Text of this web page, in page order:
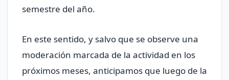
semestre del año.
En este sentido, y salvo que se observe una
moderación marcada de la actividad en los
próximos meses, anticipamos que luego de la